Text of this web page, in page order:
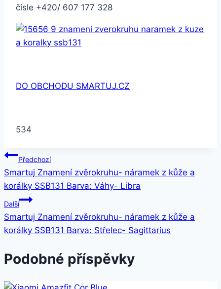
čísle +420/ 607 177 328
DO OBCHODU SMARTUJ.CZ
534
Navigace
pro
příspěvek
Předchozí
Smartuj Znamení zvěrokruhu- náramek z kůže a
korálky SSB131 Barva: Váhy- Libra
Další
Smartuj Znamení zvěrokruhu- náramek z kůže a
korálky SSB131 Barva: Střelec- Sagittarius
Podobné příspěvky